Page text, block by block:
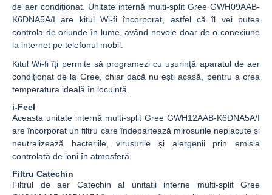
de aer condiționat. Unitate internă multi-split Gree GWH09AAB-
K6DNA5A/I are kitul Wi-fi încorporat, astfel că îl vei putea
controla de oriunde în lume, având nevoie doar de o conexiune
la internet pe telefonul mobil.
Kitul Wi-fi îți permite să programezi cu ușurință aparatul de aer
condiționat de la Gree, chiar dacă nu ești acasă, pentru a crea
temperatura ideală în locuință.
i-Feel
Aceasta unitate internă multi-split Gree GWH12AAB-K6DNA5A/I
are încorporat un filtru care îndepartează mirosurile neplacute și
neutralizează bacteriile, virusurile și alergenii prin emisia
controlată de ioni în atmosferă.
Filtru Catechin
Filtrul de aer Catechin al unitatii interne multi-split Gree